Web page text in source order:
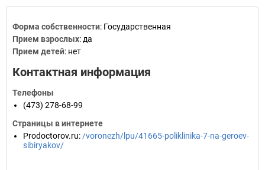
Форма собственности: Государственная
Прием взрослых: да
Прием детей: нет
Контактная информация
Телефоны
(473) 278-68-99
Страницы в интернете
Prodoctorov.ru: /voronezh/lpu/41665-poliklinika-7-na-geroev-
sibiryakov/